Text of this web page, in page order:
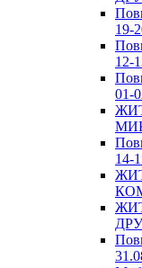
19-
12-
01-
14-